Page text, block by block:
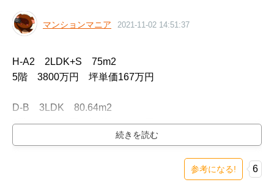
マンションマニア 2021-11-02 14:51:37
H-A2　2LDK+S　75m2
5階　3800万円　坪単価167万円
D-B　3LDK　80.64m2
2階　4300万円　坪単価176万円
参考になる! 6